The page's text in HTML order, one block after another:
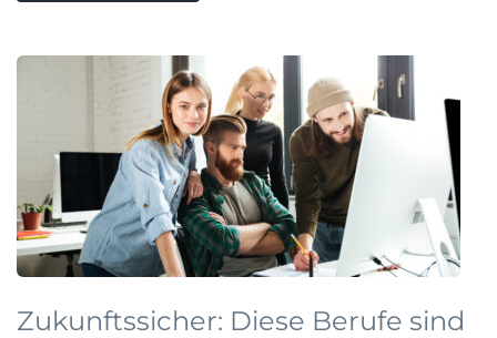
Zukunftssicher: Diese Berufe sind